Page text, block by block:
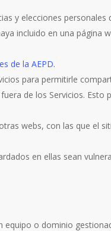
y elecciones
incluido en una página
de la AEPD.
para permitirle
de los Servicios.
webs, con las que el
en ellas sean
o dominio